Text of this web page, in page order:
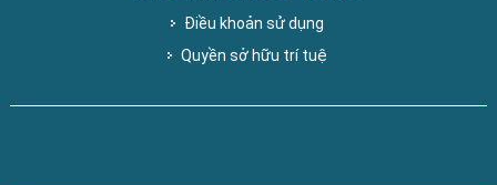
Điều khoản sử dụng
Quyền sở hữu trí tuệ